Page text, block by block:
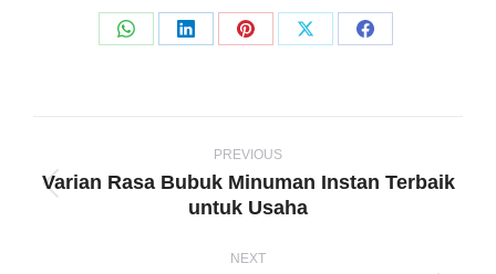
Share
Share
Share
Share
Share
navigation
PREVIOUS
Previous
Varian Rasa Bubuk Minuman Instan Terbaik
untuk Usaha
NEXT